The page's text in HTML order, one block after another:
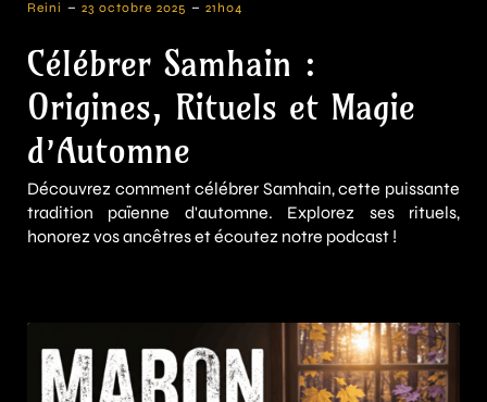
Reini - 23 octobre 2025 - 21h04
Célébrer Samhain :
Origines, Rituels et Magie
d’Automne
Découvrez comment célébrer Samhain, cette puissante
tradition païenne d'automne. Explorez ses rituels,
honorez vos ancêtres et écoutez notre podcast !